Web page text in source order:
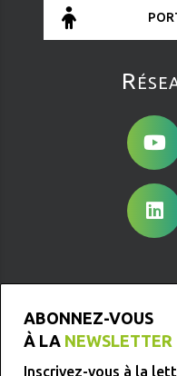
ABONNEZ-VOUS
À LA NEWSLETTER
Inscrivez-vous à la